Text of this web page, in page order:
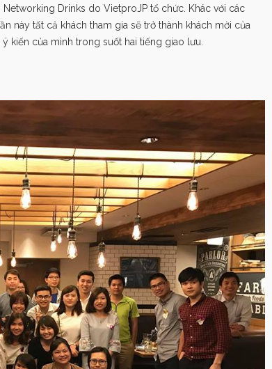
Drinks do VietproJP tổ chức. Khác với các
này tất cả khách tham gia sẽ trở thành khách mời của
kiến của mình trong suốt hai tiếng giao lưu.